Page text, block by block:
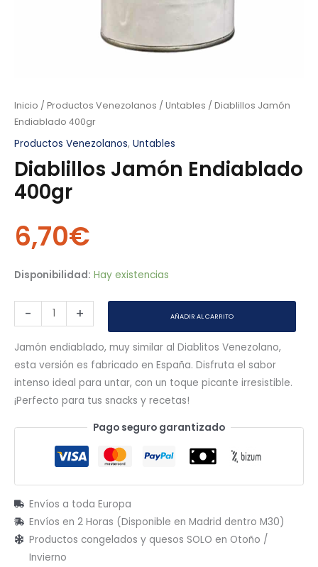
Inicio / Productos Venezolanos / Untables / Diablillos Jamón
Endiablado 400gr
Productos Venezolanos, Untables
Diablillos Jamón Endiablado
400gr
6,70€
Disponibilidad: Hay existencias
- + AÑADIR AL CARRITO
Jamón endiablado, muy similar al Diablitos Venezolano,
esta versión es fabricado en España. Disfruta el sabor
intenso ideal para untar, con un toque picante irresistible.
¡Perfecto para tus snacks y recetas!
Pago seguro garantizado
Envíos a toda Europa
Envíos en 2 Horas (Disponible en Madrid dentro M30)
Productos congelados y quesos SOLO en Otoño /
Invierno